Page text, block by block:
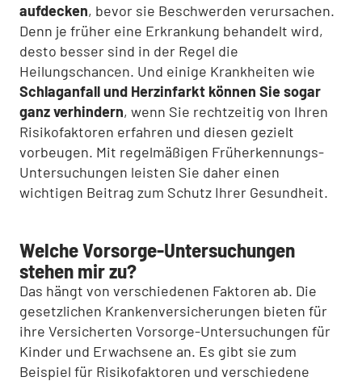
aufdecken, bevor sie Beschwerden verursachen.
Denn je früher eine Erkrankung behandelt wird,
desto besser sind in der Regel die
Heilungschancen. Und einige Krankheiten wie
Schlaganfall und Herzinfarkt können Sie sogar
ganz verhindern, wenn Sie rechtzeitig von Ihren
Risikofaktoren erfahren und diesen gezielt
vorbeugen. Mit regelmäßigen Früherkennungs-
Untersuchungen leisten Sie daher einen
wichtigen Beitrag zum Schutz Ihrer Gesundheit.
Welche Vorsorge-Untersuchungen
stehen mir zu?
Das hängt von verschiedenen Faktoren ab. Die
gesetzlichen Krankenversicherungen bieten für
ihre Versicherten Vorsorge-Untersuchungen für
Kinder und Erwachsene an. Es gibt sie zum
Beispiel für Risikofaktoren und verschiedene